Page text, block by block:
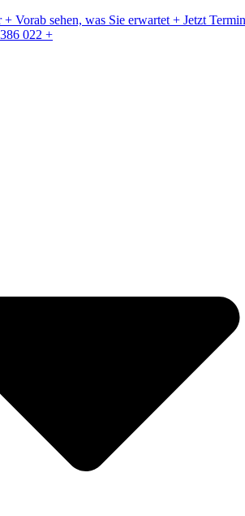
Vorab sehen, was Sie erwartet + Jetzt Termin
022 +